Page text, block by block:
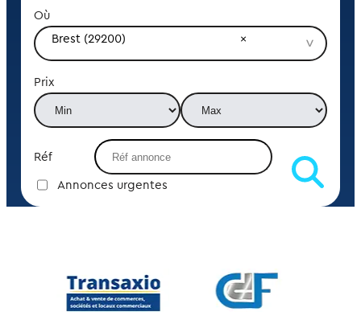
Où
Brest (29200)
Prix
Réf
Annonces urgentes